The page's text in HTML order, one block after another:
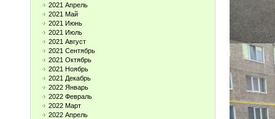
2021 Апрель
2021 Май
2021 Июнь
2021 Июль
2021 Август
2021 Сентябрь
2021 Октябрь
2021 Ноябрь
2021 Декабрь
2022 Январь
2022 Февраль
2022 Март
2022 Апрель